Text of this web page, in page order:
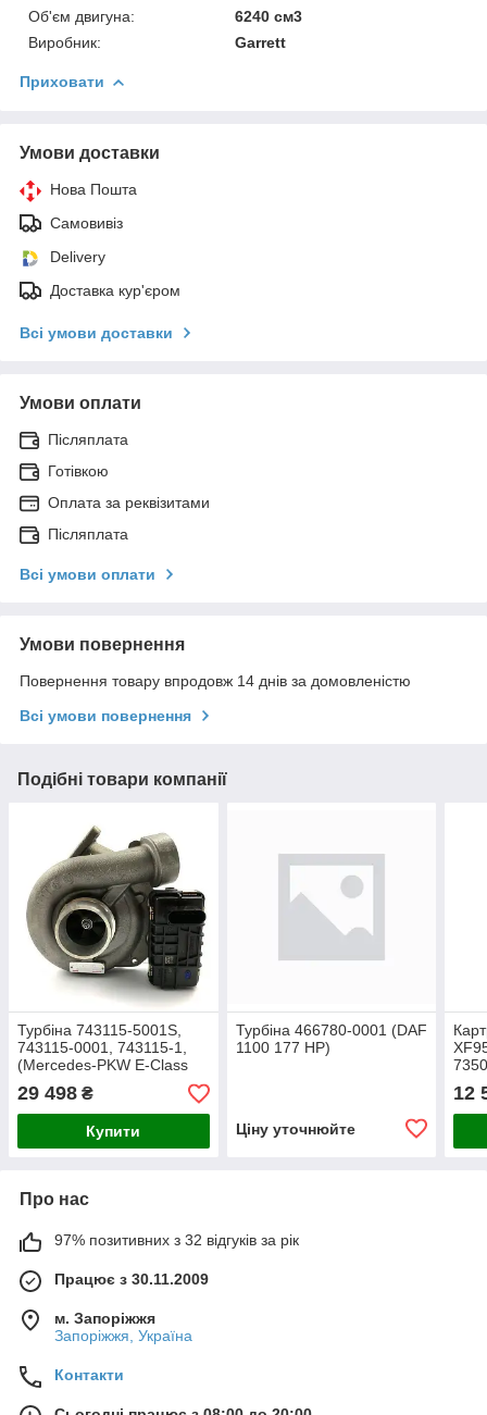
Об'єм двигуна:
6240 см3
Виробник:
Garrett
Приховати
Умови доставки
Нова Пошта
Самовивіз
Delivery
Доставка кур'єром
Всі умови доставки
Умови оплати
Післяплата
Готівкою
Оплата за реквізитами
Післяплата
Всі умови оплати
Умови повернення
Повернення товару впродовж 14 днів за домовленістю
Всі умови повернення
Подібні товари компанії
Турбіна 743115-5001S,
743115-0001, 743115-1,
(Mercedes-PKW E-Class
280 CDI (W211) 177 HP)
29 498 ₴
Купити
Турбіна 466780-0001 (DAF
1100 177 HP)
Ціну уточнюйте
12
Про нас
97% позитивних з 32 відгуків за рік
Працює з 30.11.2009
м. Запоріжжя
Запоріжжя, Україна
Контакти